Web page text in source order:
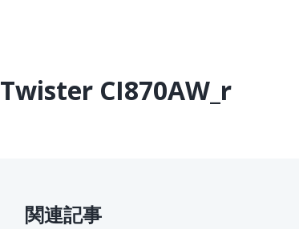
Twister CI870AW_r
関連記事